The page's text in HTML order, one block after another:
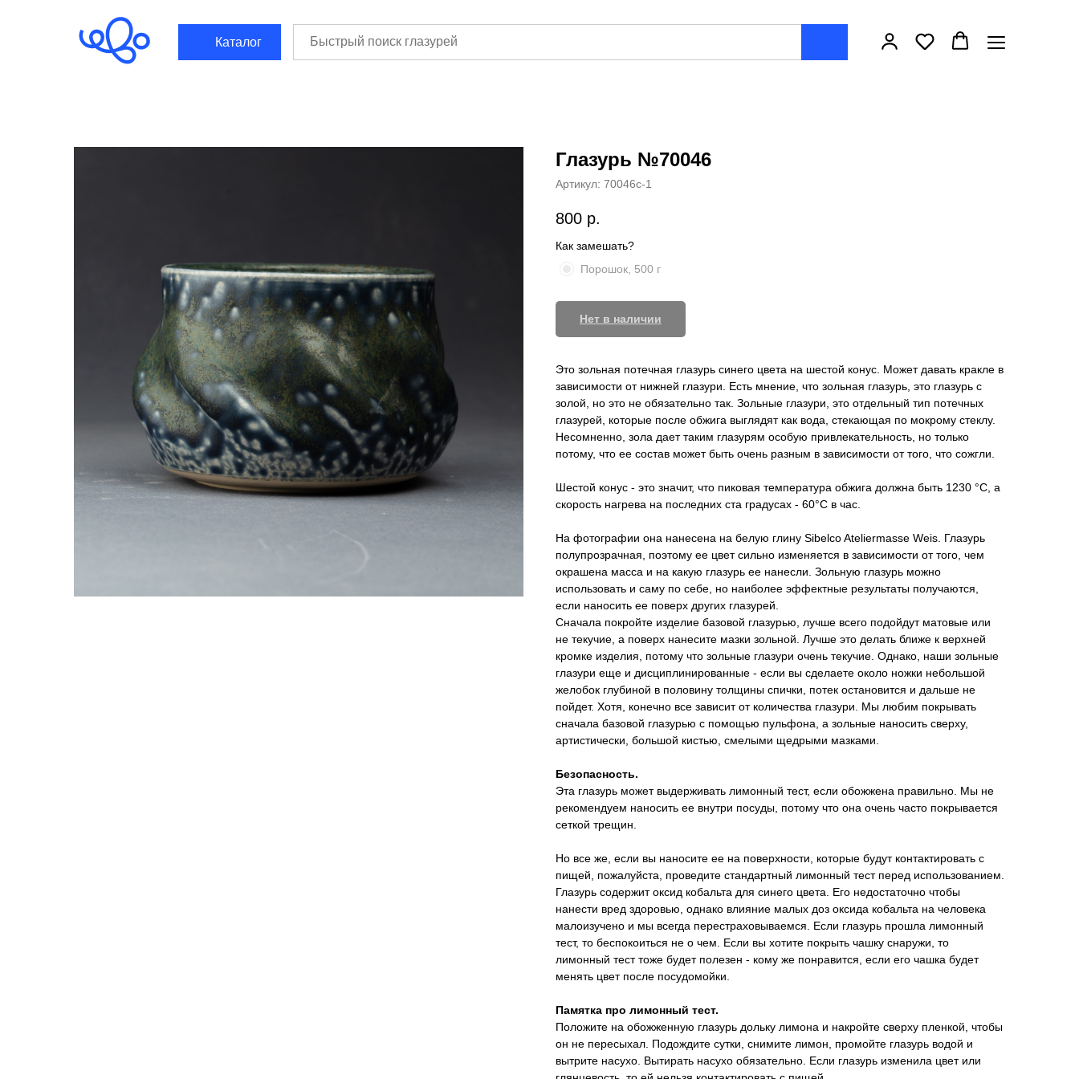
Каталог
Глазурь №70046
Артикул: 70046с-1
800 р.
Как замешать?
Порошок, 500 г
Нет в наличии
Это зольная потечная глазурь синего цвета на шестой конус. Может давать кракле в
зависимости от нижней глазури. Есть мнение, что зольная глазурь, это глазурь с
золой, но это не обязательно так. Зольные глазури, это отдельный тип потечных
глазурей, которые после обжига выглядят как вода, стекающая по мокрому стеклу.
Несомненно, зола дает таким глазурям особую привлекательность, но только
потому, что ее состав может быть очень разным в зависимости от того, что сожгли.
Шестой конус - это значит, что пиковая температура обжига должна быть 1230 °C, а
скорость нагрева на последних ста градусах - 60°C в час.
На фотографии она нанесена на белую глину Sibelco Ateliermasse Weis. Глазурь
полупрозрачная, поэтому ее цвет сильно изменяется в зависимости от того, чем
окрашена масса и на какую глазурь ее нанесли. Зольную глазурь можно
использовать и саму по себе, но наиболее эффектные результаты получаются,
если наносить ее поверх других глазурей.
Сначала покройте изделие базовой глазурью, лучше всего подойдут матовые или
не текучие, а поверх нанесите мазки зольной. Лучше это делать ближе к верхней
кромке изделия, потому что зольные глазури очень текучие. Однако, наши зольные
глазури еще и дисциплинированные - если вы сделаете около ножки небольшой
желобок глубиной в половину толщины спички, потек остановится и дальше не
пойдет. Хотя, конечно все зависит от количества глазури. Мы любим покрывать
сначала базовой глазурью с помощью пульфона, а зольные наносить сверху,
артистически, большой кистью, смелыми щедрыми мазками.
Безопасность.
Эта глазурь может выдерживать лимонный тест, если обожжена правильно. Мы не
рекомендуем наносить ее внутри посуды, потому что она очень часто покрывается
сеткой трещин.
Но все же, если вы наносите ее на поверхности, которые будут контактировать с
пищей, пожалуйста, проведите стандартный лимонный тест перед использованием.
Глазурь содержит оксид кобальта для синего цвета. Его недостаточно чтобы
нанести вред здоровью, однако влияние малых доз оксида кобальта на человека
малоизучено и мы всегда перестраховываемся. Если глазурь прошла лимонный
тест, то беспокоиться не о чем. Если вы хотите покрыть чашку снаружи, то
лимонный тест тоже будет полезен - кому же понравится, если его чашка будет
менять цвет после посудомойки.
Памятка про лимонный тест.
Положите на обожженную глазурь дольку лимона и накройте сверху пленкой, чтобы
он не пересыхал. Подождите сутки, снимите лимон, промойте глазурь водой и
вытрите насухо. Вытирать насухо обязательно. Если глазурь изменила цвет или